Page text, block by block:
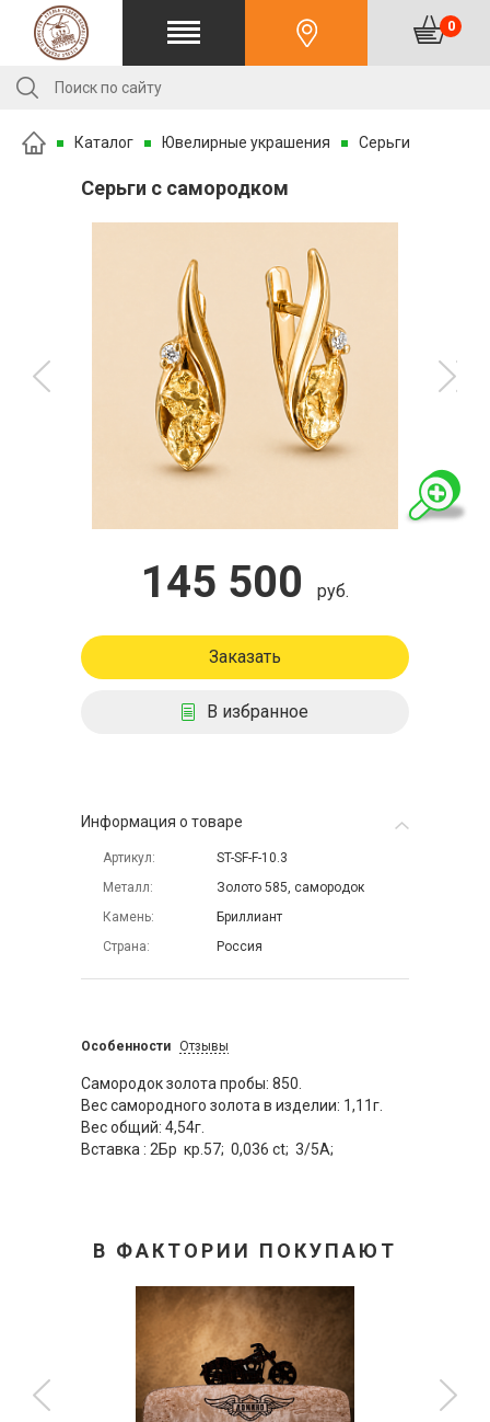
0
Каталог Ювелирные украшения Серьги
Серьги с самородком
145 500 руб.
Заказать
В избранное
Информация о товаре
Артикул
ST-SF-F-10.3
Металл
Золото 585, самородок
Камень
Бриллиант
Страна
Россия
Особенности Отзывы
Самородок золота пробы: 850.
Вес самородного золота в изделии: 1,11г.
Вес общий: 4,54г.
Вставка : 2Бр кр.57; 0,036 ct; 3/5А;
В ФАКТОРИИ ПОКУПАЮТ